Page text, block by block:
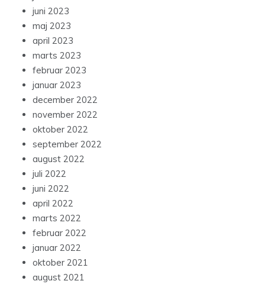
juni 2023
maj 2023
april 2023
marts 2023
februar 2023
januar 2023
december 2022
november 2022
oktober 2022
september 2022
august 2022
juli 2022
juni 2022
april 2022
marts 2022
februar 2022
januar 2022
oktober 2021
august 2021